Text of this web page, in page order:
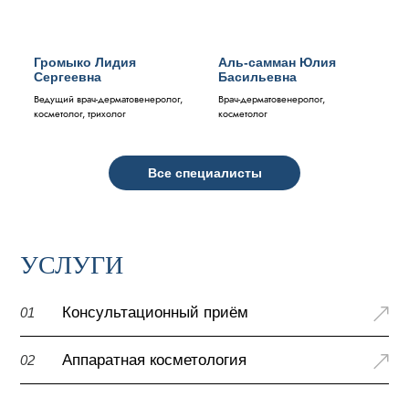
Громыко Лидия
Сергеевна
Ведущий врач-дерматовенеролог,
косметолог, трихолог
Аль-самман Юлия
Басильевна
Врач-дерматовенеролог,
косметолог
Все специалисты
УСЛУГИ
01 Консультационный приём
02 Аппаратная косметология